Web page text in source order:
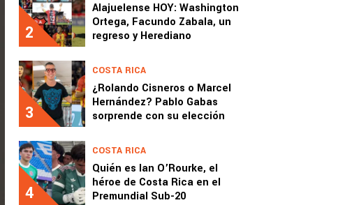
2
Alajuelense HOY: Washington
Ortega, Facundo Zabala, un
regreso y Herediano
3
COSTA RICA
¿Rolando Cisneros o Marcel
Hernández? Pablo Gabas
sorprende con su elección
4
COSTA RICA
Quién es Ian O’Rourke, el
héroe de Costa Rica en el
Premundial Sub-20